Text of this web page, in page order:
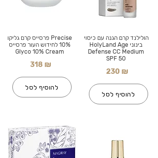
Precise פרסייס קרם גליקו
10% לחידוש העור פרסייס
Glyco 10% Cream
318 ₪
להוסיף לסל
הולילנד קרם הגנה עם כיסוי
בינוני HolyLand Age
Defense CC Medium
SPF 50
230 ₪
להוסיף לסל